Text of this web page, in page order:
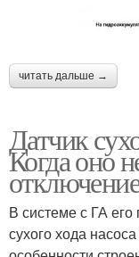
читать дальше →
Датчик
Когда оно
В системе с ГА
сухого хода